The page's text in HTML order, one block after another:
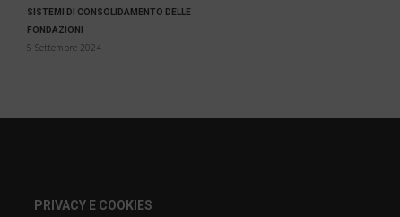
SISTEMI DI CONSOLIDAMENTO DELLE
FONDAZIONI
5 Settembre 2024
PRIVACY E COOKIES